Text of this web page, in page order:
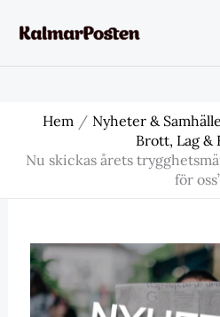
Hem Nyheter & Samhälle
Brott, Lag &
Nu skickas årets
för